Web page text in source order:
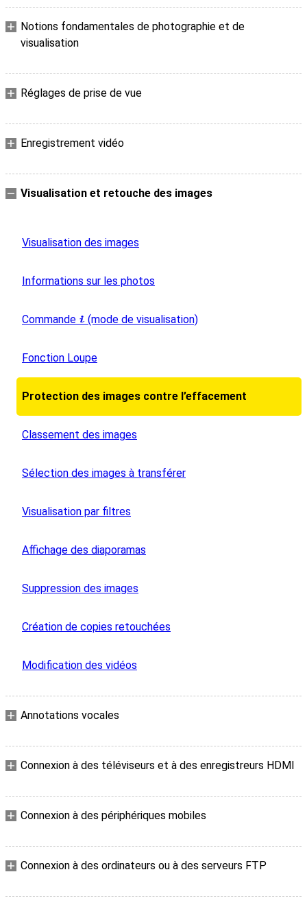
Notions fondamentales de photographie et de
visualisation
Réglages de prise de vue
Enregistrement vidéo
Visualisation et retouche des images
Visualisation des images
Informations sur les photos
Commande i (mode de visualisation)
Fonction Loupe
Protection des images contre l’effacement
Classement des images
Sélection des images à transférer
Visualisation par filtres
Affichage des diaporamas
Suppression des images
Création de copies retouchées
Modification des vidéos
Annotations vocales
Connexion à des téléviseurs et à des enregistreurs HDMI
Connexion à des périphériques mobiles
Connexion à des ordinateurs ou à des serveurs FTP